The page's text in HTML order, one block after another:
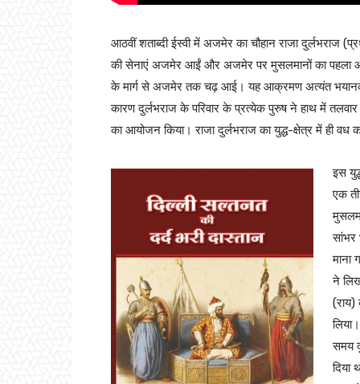
आठवीं शताब्दी ईस्वी में अजमेर का चौहान राजा दुर्लभराज
की सेनाएं अजमेर आईं और अजमेर पर मुसलमानों का पहला
के मार्ग से अजमेर तक चढ़ आई। यह आक्रमण अत्यंत भयानक
कारण दुर्लभराज के परिवार के प्रत्येक पुरुष ने हाथ में तलवार
का आयोजन किया। राजा दुर्लभराज का युद्ध-क्षेत्र में ही वध
इस
एक
सांभर
माना
ने
(राय)
समय
दिया